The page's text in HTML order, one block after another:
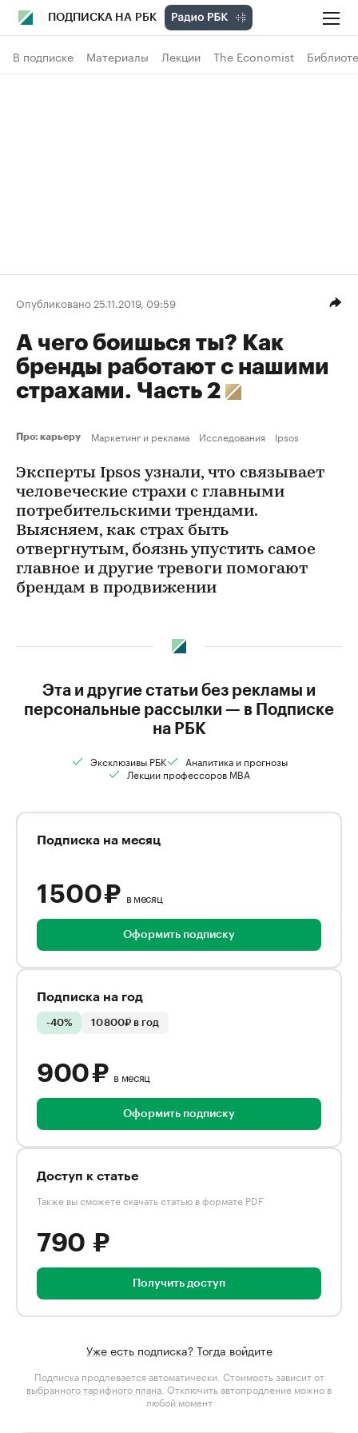
ПОДПИСКА НА РБК
В подписке Материалы Лекции The Economist
Опубликовано 25.11.2019, 09:59
А чего боишься ты? Как
бренды работают с нашими
страхами. Часть 2
Про: карьеру Маркетинг и реклама Исследования Ipsos
Эксперты Ipsos узнали, что связывает
человеческие страхи с главными
потребительскими трендами.
Выясняем, как страх быть
отвергнутым, боязнь упустить самое
главное и другие тревоги помогают
брендам в продвижении
Эта и другие статьи без рекламы и
персональные рассылки — в Подписке
на РБК
Эксклюзивы РБК
Аналитика и прогнозы
Лекции профессоров MBA
Подписка на месяц
1 500 ₽ в месяц
Оформить подписку
Подписка на год
-40% 10 800₽ в год
900 ₽ в месяц
Оформить подписку
Доступ к статье
Также вы сможете скачать статью в формате PDF
790 ₽
Получить доступ
Уже есть подписка? Тогда войдите
Подписка продлевается автоматически. Стоимость зависит от
выбранного тарифного плана . Отключить автопродление можно в
любой момент